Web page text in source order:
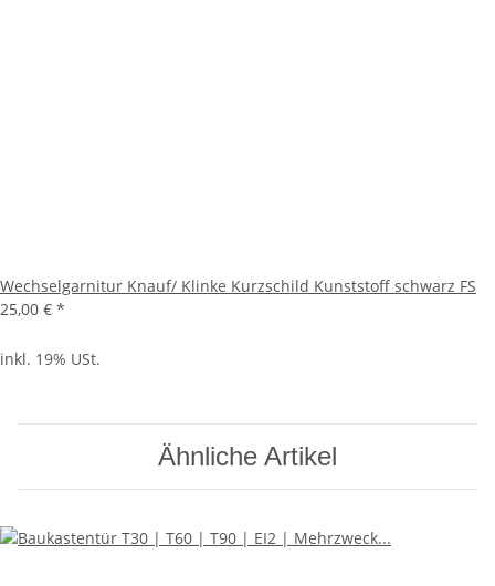
Wechselgarnitur Knauf/ Klinke Kurzschild Kunststoff schwarz FS
25,00 € *
inkl. 19% USt.
Ähnliche Artikel